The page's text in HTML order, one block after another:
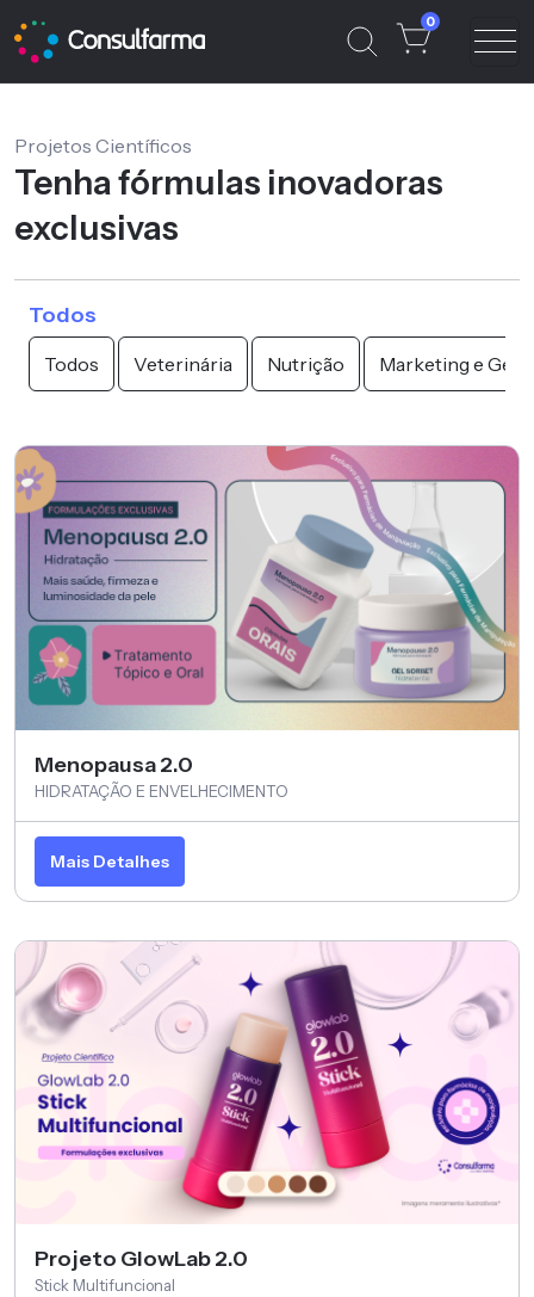
0
Projetos Científicos
Tenha fórmulas inovadoras
exclusivas
Todos
Todos Veterinária Nutrição Marketing e
Menopausa 2.0
HIDRATAÇÃO E ENVELHECIMENTO
Mais Detalhes
Projeto GlowLab 2.0
Stick Multifuncional